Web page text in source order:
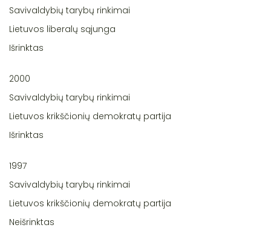
Savivaldybių tarybų rinkimai
Lietuvos liberalų sąjunga
Išrinktas
2000
Savivaldybių tarybų rinkimai
Lietuvos krikščionių demokratų partija
Išrinktas
1997
Savivaldybių tarybų rinkimai
Lietuvos krikščionių demokratų partija
Neišrinktas